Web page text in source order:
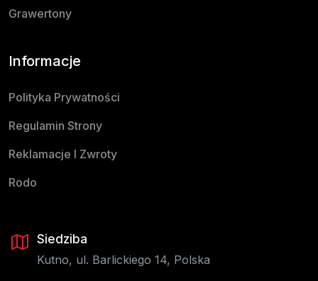
Grawertony
Informacje
Polityka Prywatności
Regulamin Strony
Reklamacje I Zwroty
Rodo
Siedziba
Kutno, ul. Barlickiego 14, Polska